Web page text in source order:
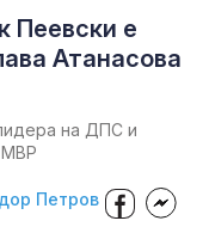
Пеевски е
Атанасова
на ДПС и
МВР
Петров